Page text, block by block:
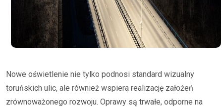
Nowe oświetlenie nie tylko podnosi standard wizualny
toruńskich ulic, ale również wspiera realizację założeń
zrównoważonego rozwoju. Oprawy są trwałe, odporne na